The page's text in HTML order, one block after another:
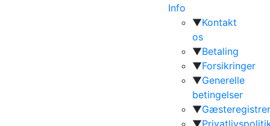
Info
▼Kontakt
os
▼Betaling
▼Forsikringer
▼Generelle
betingelser
▼
▼